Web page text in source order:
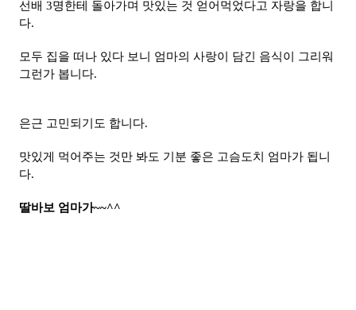
선배 3명한테 돌아가며 맛있는 것 얻어먹었다고 자랑을 합니
다.
모두 집을 떠나 있다 보니 엄마의 사랑이 담긴 음식이 그리워
그런가 봅니다.
은근 고민되기도 합니다.
맛있게 먹어주는 것만 봐도 기분 좋은 고슴도치 엄마가 됩니
다.
딸바보 엄마가~~^^